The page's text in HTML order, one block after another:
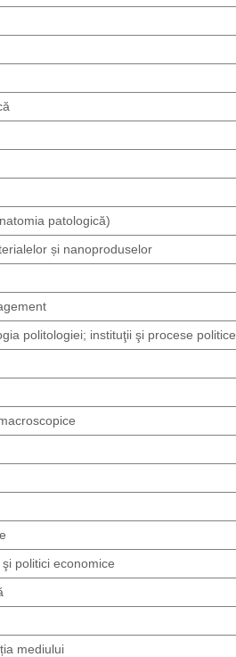
patologică)
și nanoproduselor
politologiei; instituţii şi procese politice
politici economice
mediului